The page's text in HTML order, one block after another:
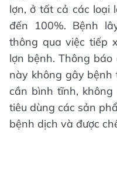
lợn, ở tất cả các loại
đến 100%. Bệnh
thông qua việc tiếp
lợn bệnh. Thông
này không gây bệnh
cần bình tĩnh,
tiêu dùng các sản
bệnh dịch và được